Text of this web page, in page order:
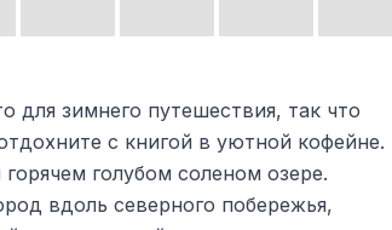
для зимнего путешествия, так что
с книгой в уютной кофейне.
голубом соленом озере.
вдоль северного побережья,